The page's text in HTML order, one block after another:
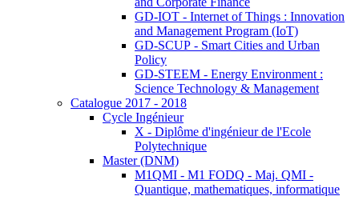
GD-IOT - Internet of Things : Innovation
and Management Program (IoT)
GD-SCUP - Smart Cities and Urban
Policy
GD-STEEM - Energy Environment :
Science Technology & Management
Catalogue 2017 - 2018
Cycle Ingénieur
X - Diplôme d'ingénieur de l'Ecole
Polytechnique
Master (DNM)
M1QMI - M1 FODQ - Maj. QMI -
Quantique, mathematiques, informatique